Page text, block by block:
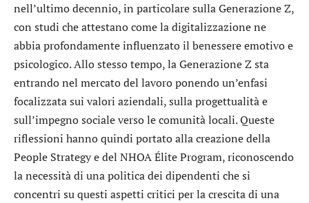
nell’ultimo decennio, in particolare sulla Generazione Z,
con studi che attestano come la digitalizzazione ne
abbia profondamente influenzato il benessere emotivo e
psicologico. Allo stesso tempo, la Generazione Z sta
entrando nel mercato del lavoro ponendo un’enfasi
focalizzata sui valori aziendali, sulla progettualità e
sull’impegno sociale verso le comunità locali. Queste
riflessioni hanno quindi portato alla creazione della
People Strategy e del NHOA Élite Program, riconoscendo
la necessità di una politica dei dipendenti che si
concentri su questi aspetti critici per la crescita di una